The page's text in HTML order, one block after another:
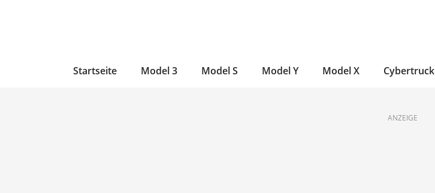
Startseite Model 3 Model S Model Y Model X Cybertruck
ANZEIGE